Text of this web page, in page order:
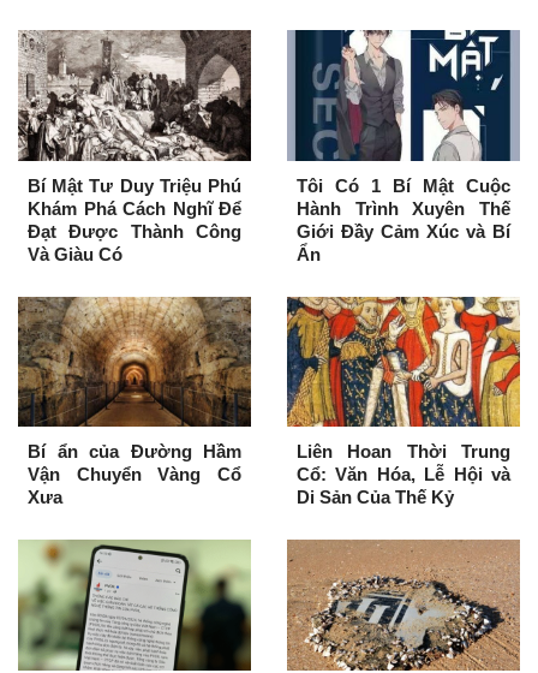
Bí Mật Tư Duy Triệu Phú
Khám Phá Cách Nghĩ Để
Đạt Được Thành Công
Và Giàu Có
Tôi Có 1 Bí Mật Cuộc
Hành Trình Xuyên Thế
Giới Đầy Cảm Xúc và Bí
Ẩn
Bí ẩn của Đường Hầm
Vận Chuyển Vàng Cổ
Xưa
Liên Hoan Thời Trung
Cổ: Văn Hóa, Lễ Hội và
Di Sản Của Thế Kỷ